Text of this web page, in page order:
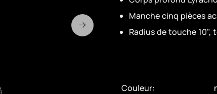
Manche cinq pièces
Radius de touche 10",
Couleur: